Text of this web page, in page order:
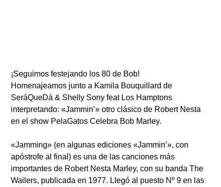
¡Seguimos festejando los 80 de Bob!
Homenajeamos junto a Kamila Bouquillard de
SeráQueDá & Shelly Sony feat Los Hamptons
interpretando: «Jammin’» otro clásico de Robert Nesta
en el show PelaGatos Celebra Bob Marley.
«Jamming» (en algunas ediciones «Jammin’», con
apóstrofe al final) es una de las canciones más
importantes de Robert Nesta Marley, con su banda The
Wailers, publicada en 1977. Llegó al puesto Nº 9 en las